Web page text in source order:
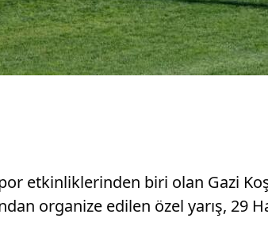
etkinliklerinden biri olan Gazi
organize edilen özel yarış, 29